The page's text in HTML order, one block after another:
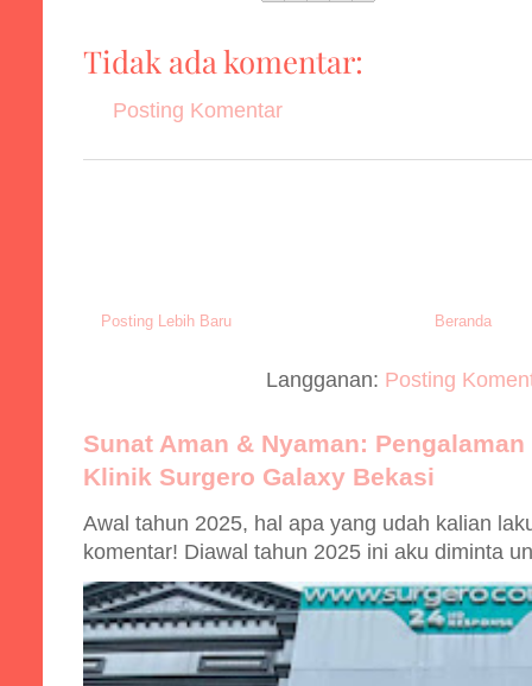
Tidak ada komentar:
Posting Komentar
Posting Lebih Baru Beranda
Langganan: Posting
Sunat Aman & Nyaman:
Klinik Surgero Galaxy Bekasi
Awal tahun 2025, hal apa yang udah kalian
komentar! Diawal tahun 2025 ini aku diminta